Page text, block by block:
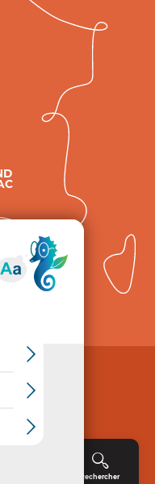
Rechercher
données